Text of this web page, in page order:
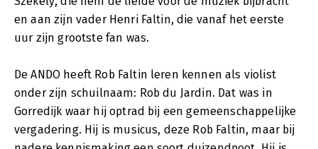
en aan zijn vader Henri Faltin, die vanaf het eerste
uur zijn grootste fan was.
De ANDO heeft Rob Faltin leren kennen als violist
onder zijn schuilnaam: Rob du Jardin. Dat was in
Gorredijk waar hij optrad bij een gemeenschappelijke
vergadering. Hij is musicus, deze Rob Faltin, maar bij